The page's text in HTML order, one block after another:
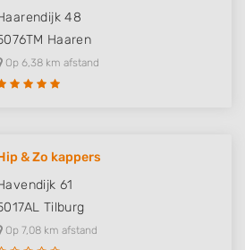
48
Haaren
Op 6,38 km afstand
& Zo kappers
61
Tilburg
Op 7,08 km afstand